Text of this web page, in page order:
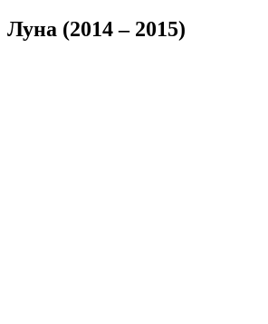
Луна (2014 – 2015)